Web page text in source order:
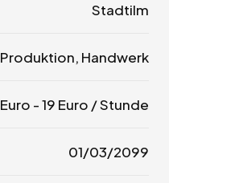
Stadtilm
Produktion, Handwerk
Euro -19 Euro / Stunde
01/03/2099